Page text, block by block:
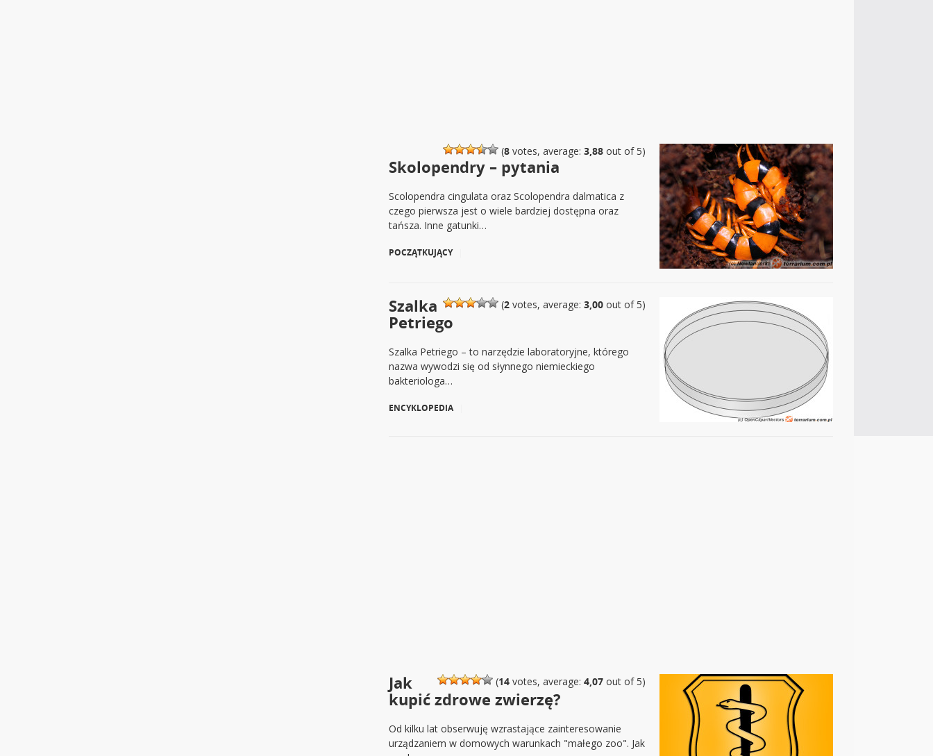
(8 votes, average: 3,88 out of 5)
Skolopendry – pytania
Scolopendra cingulata oraz Scolopendra dalmatica z
czego pierwsza jest o wiele bardziej dostępna oraz
tańsza. Inne gatunki…
POCZĄTKUJĄCY
(2 votes, average: 3,00 out of 5)
Szalka
Petriego
Szalka Petriego – to narzędzie laboratoryjne, którego
nazwa wywodzi się od słynnego niemieckiego
bakteriologa…
ENCYKLOPEDIA
(14 votes, average: 4,07 out of 5)
Jak
kupić zdrowe zwierzę?
Od kilku lat obserwuję wzrastające zainteresowanie
urządzaniem w domowych warunkach "małego zoo". Jak